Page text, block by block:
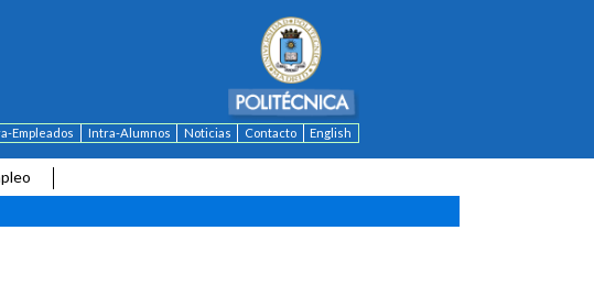
Empleados Intra-Alumnos Noticias Contacto English